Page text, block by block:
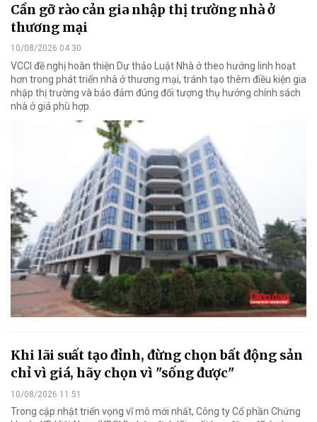
Cần gỡ rào cản gia nhập thị trường nhà ở
thương mại
10/08/2026 04:30
VCCI đề nghị hoàn thiện Dự thảo Luật Nhà ở theo hướng linh hoạt
hơn trong phát triển nhà ở thương mại, tránh tạo thêm điều kiện gia
nhập thị trường và bảo đảm đúng đối tượng thụ hưởng chính sách
nhà ở giá phù hợp.
Khi lãi suất tạo đỉnh, đừng chọn bất động sản
chỉ vì giá, hãy chọn vì "sống được"
10/08/2026 11:51
Trong cập nhật triển vọng vĩ mô mới nhất, Công ty Cổ phần Chứng